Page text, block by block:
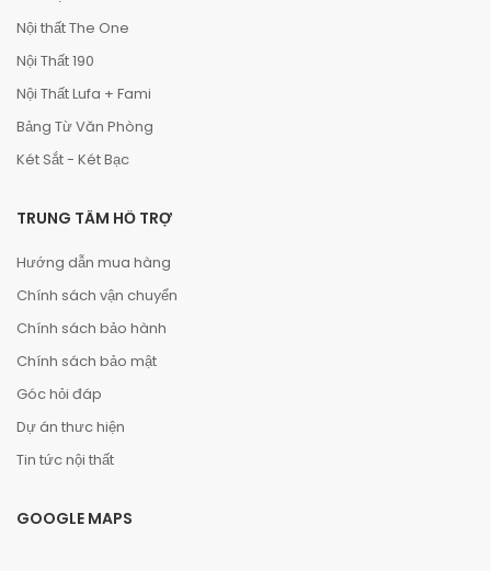
Nội thất The One
Nội Thất 190
Nội Thất Lufa + Fami
Bảng Từ Văn Phòng
Két Sắt - Két Bạc
TRUNG TÂM HỖ TRỢ
Hướng dẫn mua hàng
Chính sách vận chuyển
Chính sách bảo hành
Chính sách bảo mật
Góc hỏi đáp
Dự án thưc hiện
Tin tức nội thất
GOOGLE MAPS